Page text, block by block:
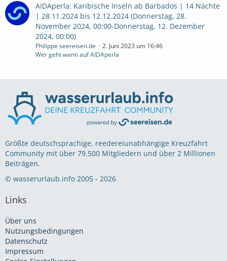
AIDAperla: Karibische Inseln ab Barbados | 14 Nächte
| 28.11.2024 bis 12.12.2024 (Donnerstag, 28.
November 2024, 00:00-Donnerstag, 12. Dezember
2024, 00:00)
Philippe seereisen.de
2. Juni 2023 um 16:46
Wer geht wann auf AIDAperla
Größte deutschsprachige, reedereiunabhängige Kreuzfahrt
Community mit über 79.500 Mitgliedern und über 2 Millionen
Beiträgen.
© wasserurlaub.info 2005 - 2026
Links
Über uns
Nutzungsbedingungen
Datenschutz
Impressum